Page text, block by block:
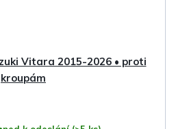
Vitara 2015-2026 • proti
kroupám